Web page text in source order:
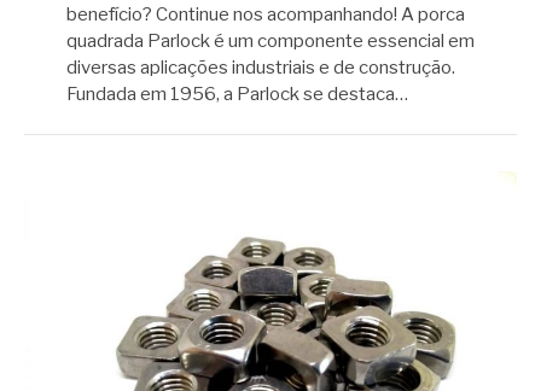
benefício? Continue nos acompanhando! A porca
quadrada Parlock é um componente essencial em
diversas aplicações industriais e de construção.
Fundada em 1956, a Parlock se destaca…